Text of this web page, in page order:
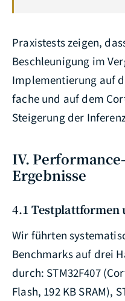
Praxistests zeigen,
Beschleunigung im
Implementierung auf
fache und auf dem
Steigerung der
IV.
Ergebnisse
4.1 Testplattformen
Wir führten
Benchmarks auf drei
durch: STM32F407
Flash, 192 KB SRAM),